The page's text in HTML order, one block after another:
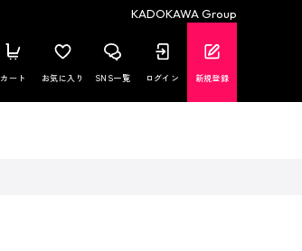
KADOKAWA Group
カート お気に入り SNS一覧 ログイン 新規登録